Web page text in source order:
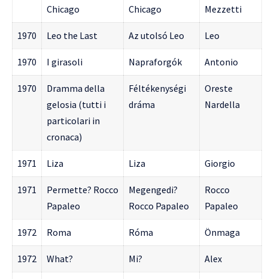
Chicago
Chicago
Mezzetti
1970 Leo the Last Az utolsó Leo Leo
1970 I girasoli Napraforgók Antonio
1970
Dramma della
gelosia (tutti i
particolari in
cronaca)
Féltékenységi
dráma
Oreste
Nardella
1971 Liza Liza Giorgio
1971
Permette? Rocco
Papaleo
Megengedi?
Rocco Papaleo
Rocco
Papaleo
1972 Roma Róma Önmaga
1972 What? Mi? Alex